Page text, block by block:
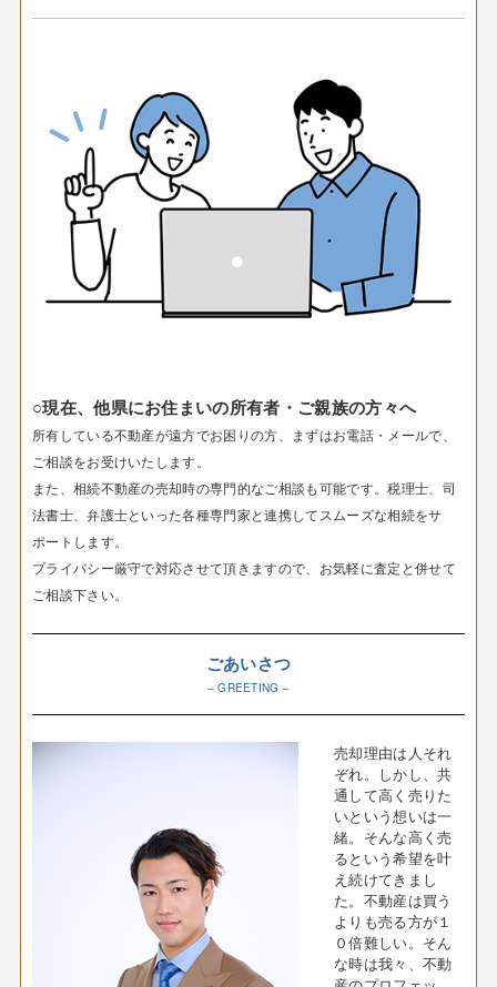
○現在、他県にお住まいの所有者・ご親族の方々へ
所有している不動産が遠方でお困りの方、まずはお電話・メールで、
ご相談をお受けいたします。
また、相続不動産の売却時の専門的なご相談も可能です。税理士、司
法書士、弁護士といった各種専門家と連携してスムーズな相続をサ
ポートします。
プライバシー厳守で対応させて頂きますので、お気軽に査定と併せて
ご相談下さい。
ごあいさつ
– GREETING –
売却理由は人それ
ぞれ。しかし、共
通して高く売りた
いという想いは一
緒。そんな高く売
るという希望を叶
え続けてきまし
た。不動産は買う
よりも売る方が１
０倍難しい。そん
な時は我々、不動